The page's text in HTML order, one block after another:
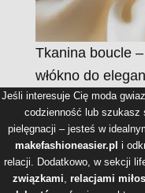
Tkanina boucle
włókno do
Jeśli interesuje Cię moda
codzienność lub szukasz
pielęgnacji – jesteś w
makefashioneasier.pl i
relacji. Dodatkowo, w sekcji
związkami ,relacjami